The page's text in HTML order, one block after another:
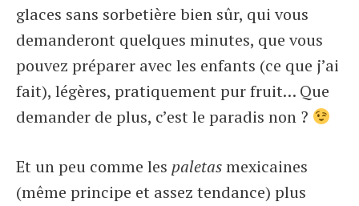
glaces sans sorbetière bien sûr, qui vous
demanderont quelques minutes, que vous
pouvez préparer avec les enfants (ce que j’ai
fait), légères, pratiquement pur fruit… Que
demander de plus, c’est le paradis non ?
Et un peu comme les paletasmexicaines
(même principe et assez tendance) plus